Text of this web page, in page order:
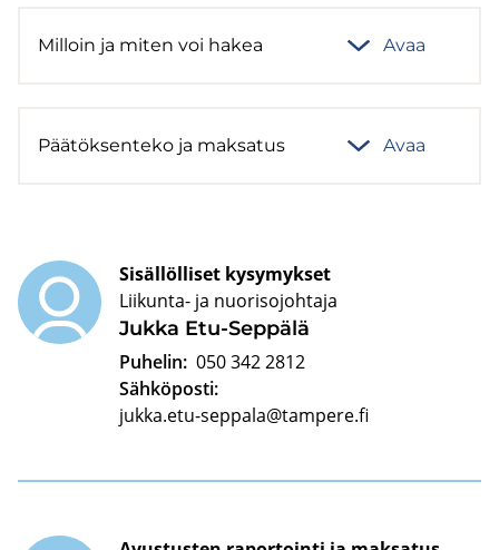
Mil­loin ja miten voi hakea Avaa
Pää­tök­sen­te­ko ja mak­sa­tus Avaa
Jukka Etu-​Seppälä
Sisällölliset kysymykset
Liikunta- ja nuorisojohtaja
Puhelin: 050 342 2812
Sähköposti:
jukka.etu-seppala@tampere.fi